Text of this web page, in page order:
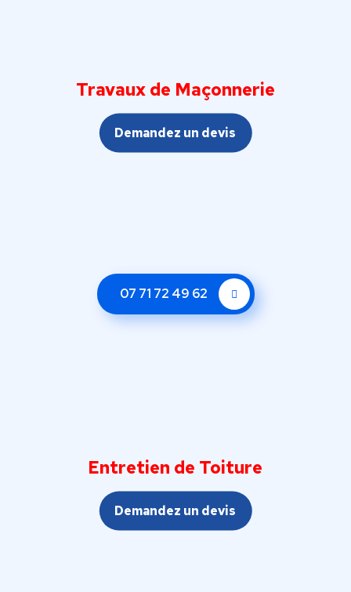
Travaux de Maçonnerie
Demandez un devis
07 71 72 49 62
Entretien de Toiture
Demandez un devis